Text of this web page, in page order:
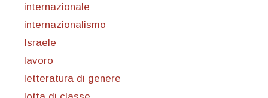
internazionale
internazionalismo
Israele
lavoro
letteratura di genere